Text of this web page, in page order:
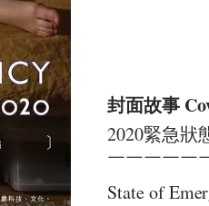
封面故事
2020緊急狀
￣￣￣￣￣
State of